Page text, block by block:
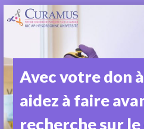
Avec votre don
aidez à faire
recherche sur le